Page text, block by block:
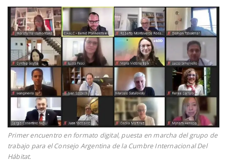
Primer encuentro en formato digital, puesta en marcha del grupo de
trabajo para el Consejo Argentina de la Cumbre Internacional Del
Hábitat.